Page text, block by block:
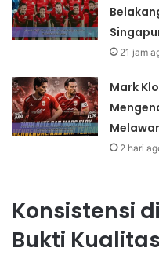
21 jam
Mark
2 hari
Konsistensi
Bukti